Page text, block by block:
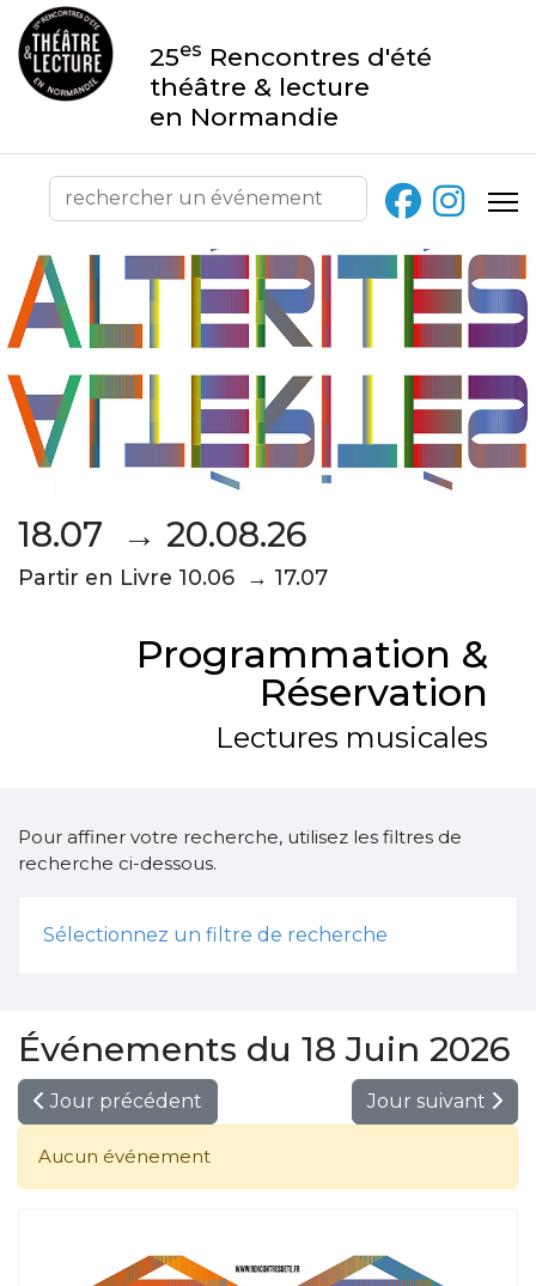
25es Rencontres d'été
théâtre & lecture
en Normandie
18.07 → 20.08.26
Partir en Livre 10.06 → 17.07
Programmation &
Réservation
Lectures musicales
Pour affiner votre recherche, utilisez les filtres de
recherche ci-dessous.
Sélectionnez un filtre de recherche
Événements du 18 Juin 2026
Jour précédent Jour suivant
Aucun événement